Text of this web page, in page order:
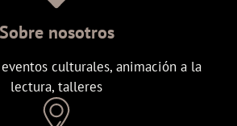
Sobre nosotros
culturales, animación a la
lectura, talleres